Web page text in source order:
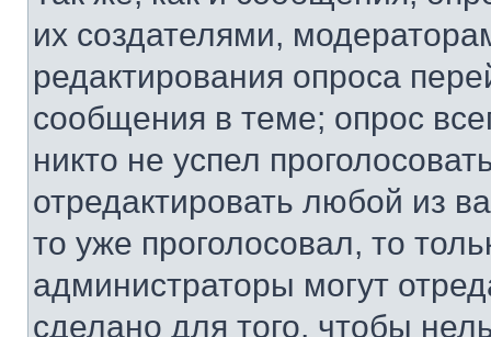
их создателями,
редактирования опроса
сообщения в теме; опрос
никто не успел
отредактировать любой из
то уже проголосовал, то
администраторы могут
сделано для того, чтобы